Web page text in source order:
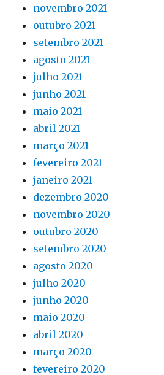
novembro 2021
outubro 2021
setembro 2021
agosto 2021
julho 2021
junho 2021
maio 2021
abril 2021
março 2021
fevereiro 2021
janeiro 2021
dezembro 2020
novembro 2020
outubro 2020
setembro 2020
agosto 2020
julho 2020
junho 2020
maio 2020
abril 2020
março 2020
fevereiro 2020